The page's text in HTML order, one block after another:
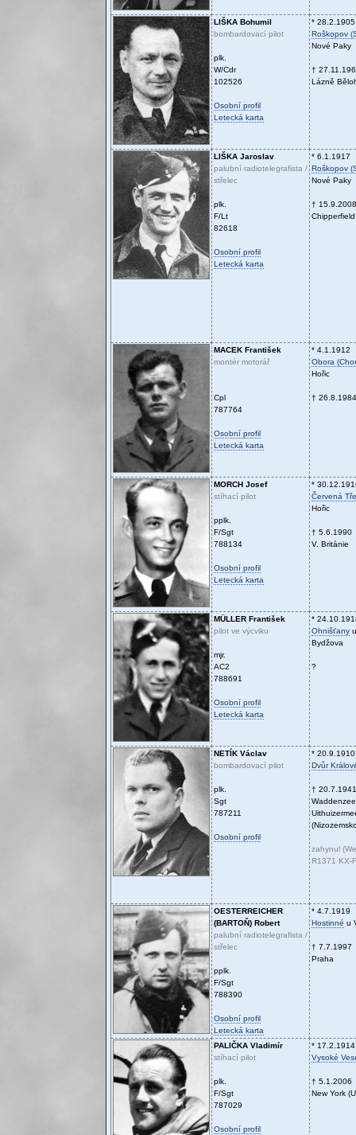
LIŠKA Bohumil
bombardovací pilot
plk.
W/Cdr
102526
Osobní profil
Letecká karta
* 28.2.1905
Roškopov
Nové Paky
†
Lázně
LIŠKA Jaroslav
palubní radiotelegrafista /
střelec
plk.
F/Lt
82618
Osobní profil
Letecká karta
* 6.1.1917
Roškopov
Nové Paky
† 15.9.2008
MACEK František
montér motorář
Cpl
787764
Osobní profil
Letecká karta
* 4.1.1912
Obora
Hořic
† 26.8.1984
MORCH Josef
stíhací pilot
pplk.
F/Sgt
788134
Osobní profil
Letecká karta
*
Červená
Hořic
† 5.6.1990
V. Británie
MÜLLER František
pilot ve výcviku
mjr.
AC2
788691
Osobní profil
Letecká karta
*
Ohnišťany
Bydžova
?
NETÍK Václav
bombardovací pilot
plk.
Sgt
787211
Osobní profil
* 20.9.1910
Dvůr
† 20.7.1941
zahynul
R1371 KX-
OESTERREICHER
(BARTOŇ) Robert
palubní radiotelegrafista /
střelec
pplk.
F/Sgt
788390
Osobní profil
Letecká karta
* 4.7.1919
Hostinné u
† 7.7.1997
Praha
PALIČKA Vladimír
stíhací pilot
plk.
F/Sgt
787029
Osobní profil
* 17.2.1914
Vysoké
† 5.1.2006
New York